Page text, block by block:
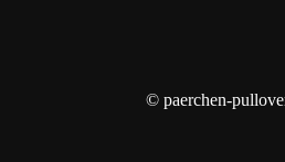
© paerchen-